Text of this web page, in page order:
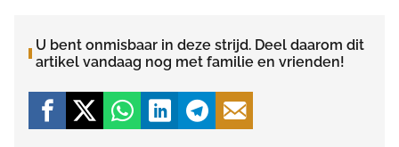
U bent onmisbaar in deze strijd. Deel daarom dit
artikel vandaag nog met familie en vrienden!